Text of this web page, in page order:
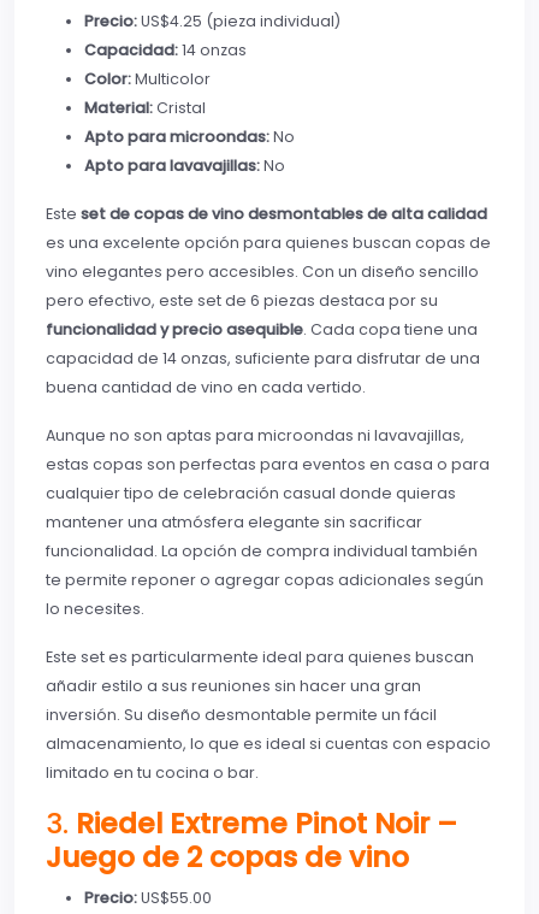
Precio:US$4.25 (pieza individual)
Capacidad:14 onzas
Color:Multicolor
Material:Cristal
Apto para microondas:No
Apto para lavavajillas:No
Este set de copas de vino desmontables de alta calidad
es una excelente opción para quienes buscan copas de
vino elegantes pero accesibles. Con un diseño sencillo
pero efectivo, este set de 6 piezas destaca por su
funcionalidad y precio asequible. Cada copa tiene una
capacidad de 14 onzas, suficiente para disfrutar de una
buena cantidad de vino en cada vertido.
Aunque no son aptas para microondas ni lavavajillas,
estas copas son perfectas para eventos en casa o para
cualquier tipo de celebración casual donde quieras
mantener una atmósfera elegante sin sacrificar
funcionalidad. La opción de compra individual también
te permite reponer o agregar copas adicionales según
lo necesites.
Este set es particularmente ideal para quienes buscan
añadir estilo a sus reuniones sin hacer una gran
inversión. Su diseño desmontable permite un fácil
almacenamiento, lo que es ideal si cuentas con espacio
limitado en tu cocina o bar.
3. Riedel Extreme Pinot Noir –
Juego de 2 copas de vino
Precio:US$55.00